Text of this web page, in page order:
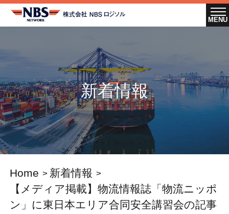
新着情報
Home
新着情報
【メディア掲載】物流情報誌「物流ニッポ
ン」に東日本エリア合同安全講習会の記事